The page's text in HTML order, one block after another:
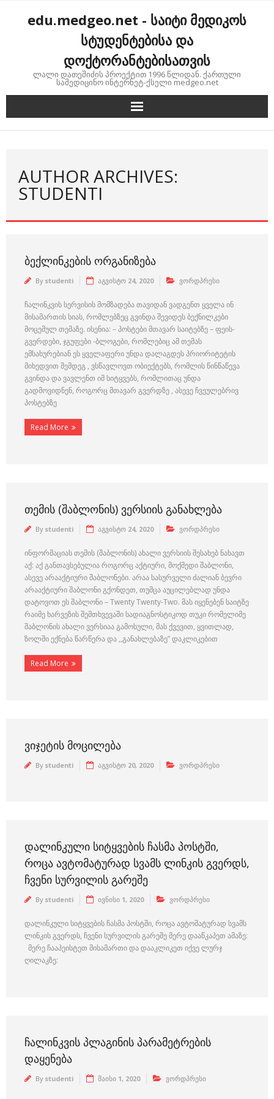
edu.medgeo.net - საიტი მედიკოს
სტუდენტებისა და
დოქტორანტებისათვის
ლალი დათეშიძის პროექტით 1996 წლიდან. ქართული
სამედიცინო ინტერნეტ-ქსელი medgeo.net
AUTHOR ARCHIVES:
STUDENTI
ᲑᲔᲥᲚᲘᲜᲙᲔᲑᲘᲡ ᲝᲠᲒᲐᲜᲘᲖᲔᲑᲐ
By studenti აგვისტო 24, 2020 ვორდპრესი
ჩალინკვის სერვისის მომზადება თავიდან ვადგენთ ყველა ინ
მისამართის სიას, რომლებზეც გვინდა შევიდეს ბექნილკები
მოცემულ თემაზე. ისენია: – პოსტები მთავარ საიტებზე – ფეის-
გვერდები, ჯგუფები -ბლოგები, რომლებიც ამ თემას
ემსახურებიან ეს ყველაფერი უნდა დალაგდეს პრიორიტეტის
მიხედვით შემდეგ , ვსწავლოვთ ობიექტებს, რომლის წინწაწევა
გვინდა და ვავლენთ იმ სიტყვებს, რომლითაც უნდა
გადმოვიდნენ, როგორც მთავარ გვერდზე , ასევე ჩვეულებრივ
პოსტებზე
Read More
ᲗᲔᲛᲘᲡ (ᲨᲐᲑᲚᲝᲜᲘᲡ) ᲕᲔᲠᲡᲘᲘᲡ ᲒᲐᲜᲐᲮᲚᲔᲑᲐ
By studenti აგვისტო 24, 2020 ვორდპრესი
ინფორმაციას თემის (შაბლონის) ახალი ვერსიის შესახებ ნახავთ
აქ: აქ განთავსებულია როგორც აქტიური, მოქმედი შაბლონი,
ასევე არააქტიური შაბლონები. არაა სასურველი ძალიან ბევრი
არააქტიური შაბლონი გქონდეთ, თუმცა აუცილებლად უნდა
დატოვოთ ეს შაბლონი – Twenty Twenty-Two. მას იყენებენ საიტზე
რაიმე ხარვეზის შემთხვევაში სადიაგნოსტიკოდ თუკი რომელიმე
შაბლონის ახალი ვერსიაა გამოსული, მას ქვევით, ყვითლად,
ზოლში ექნება წარწერა და ,,განახლებაზე” დაკლიკებით
Read More
ᲕᲘᲯᲔᲢᲘᲡ ᲛᲝᲪᲘᲚᲔᲑᲐ
By studenti აგვისტო 20, 2020 ვორდპრესი
ᲓᲐᲚᲘᲜᲙᲣᲚᲘ ᲡᲘᲢᲧᲕᲔᲑᲘᲡ ᲩᲐᲡᲛᲐ ᲞᲝᲡᲢᲨᲘ,
ᲠᲝᲪᲐ ᲐᲕᲢᲝᲛᲐᲢᲣᲠᲐᲓ ᲡᲕᲐᲛᲡ ᲚᲘᲜᲙᲘᲡ ᲒᲕᲔᲠᲓᲡ,
ᲩᲕᲔᲜᲘ ᲡᲣᲠᲕᲘᲚᲘᲡ ᲒᲐᲠᲔᲨᲔ
By studenti ივნისი 1, 2020 ვორდპრესი
დალინკული სიტყვების ჩასმა პოსტში, როცა ავტომატურად სვამს
ლინკის გვერდს, ჩვენი სურვილის გარეშე მერე დააწკაპეთ ამაზე:
მერე ჩააპეისტეთ მისამართი და დააკლიკეთ იქვე ლურჯ
ღილაკზე:
ᲩᲐᲚᲘᲜᲙᲕᲘᲡ ᲞᲚᲐᲒᲘᲜᲘᲡ ᲞᲐᲠᲐᲛᲔᲢᲠᲔᲑᲘᲡ
ᲓᲐᲧᲔᲜᲔᲑᲐ
By studenti მაისი 1, 2020 ვორდპრესი